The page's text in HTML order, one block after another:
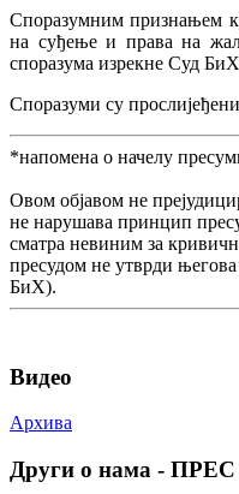
Споразумним признањем
на суђење и права на
споразума изрекне Суд
Споразуми су
*напомена о начелу
Овом објавом не
не нарушава принцип
сматра невиним за
пресудом не утврди
БиХ).
Видео
Архива
Други о нама - ПРЕС